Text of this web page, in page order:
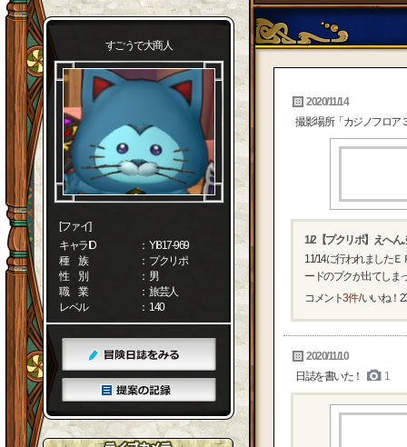
すごうで大商人
[ファイ]
キャラID
： YI817-969
種 族
： プクリポ
性 別
： 男
職 業
： 旅芸人
レベル
： 140
2020/11/14
撮影場所「カジノフロ
1/2【プクリポ】えへん
11/14に行われました
ードのプクが出てしま
コメント3件/ いいね！
2020/11/10
日誌を書いた！
1